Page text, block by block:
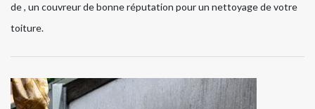
de , un couvreur de bonne réputation pour un nettoyage de votre
toiture.